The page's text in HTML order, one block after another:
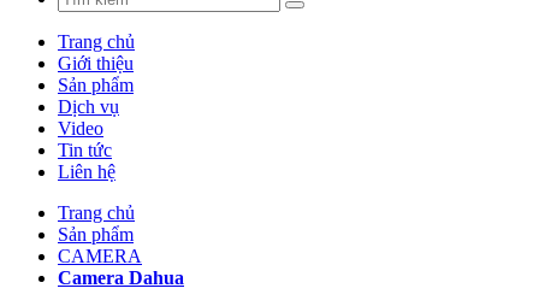
Trang chủ
Giới thiệu
Sản phẩm
Dịch vụ
Video
Tin tức
Liên hệ
Trang chủ
Sản phẩm
CAMERA
Camera Dahua